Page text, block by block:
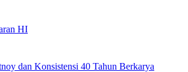
HI
dan Konsistensi 40 Tahun Berkarya